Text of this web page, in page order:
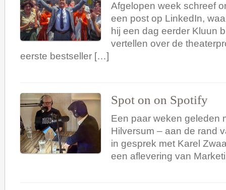
Afgelopen week schreef
een post op LinkedIn,
hij een dag eerder Kluun
vertellen over de
eerste bestseller […]
Spot on on Spotify
Een paar weken geleden
Hilversum – aan de rand
in gesprek met Karel
een aflevering van